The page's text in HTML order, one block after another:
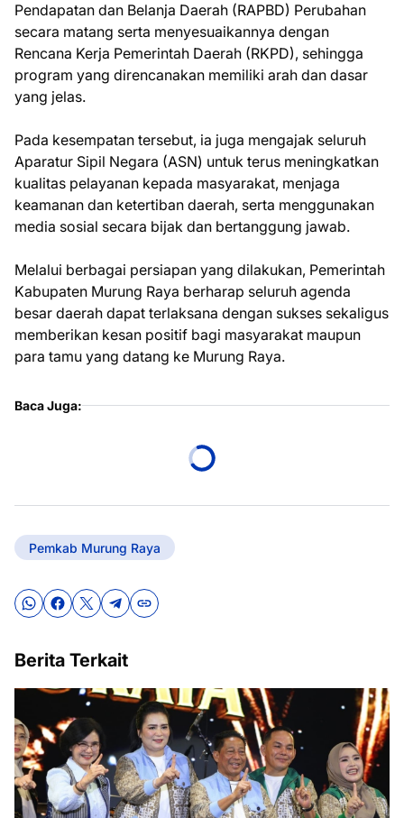
Pendapatan dan Belanja Daerah (RAPBD) Perubahan
secara matang serta menyesuaikannya dengan
Rencana Kerja Pemerintah Daerah (RKPD), sehingga
program yang direncanakan memiliki arah dan dasar
yang jelas.
Pada kesempatan tersebut, ia juga mengajak seluruh
Aparatur Sipil Negara (ASN) untuk terus meningkatkan
kualitas pelayanan kepada masyarakat, menjaga
keamanan dan ketertiban daerah, serta menggunakan
media sosial secara bijak dan bertanggung jawab.
Melalui berbagai persiapan yang dilakukan, Pemerintah
Kabupaten Murung Raya berharap seluruh agenda
besar daerah dapat terlaksana dengan sukses sekaligus
memberikan kesan positif bagi masyarakat maupun
para tamu yang datang ke Murung Raya.
Baca Juga:
Pemkab Murung Raya
Berita Terkait